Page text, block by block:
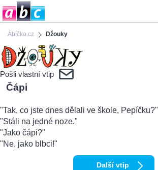
Ábíčko.cz Džouky
Pošli vlastní vtip
Čápi
"Tak, co jste dnes dělali ve škole, Pepíčku?"
"Stáli na jedné noze."
"Jako čápi?"
"Ne, jako blbci!"
Další vtip